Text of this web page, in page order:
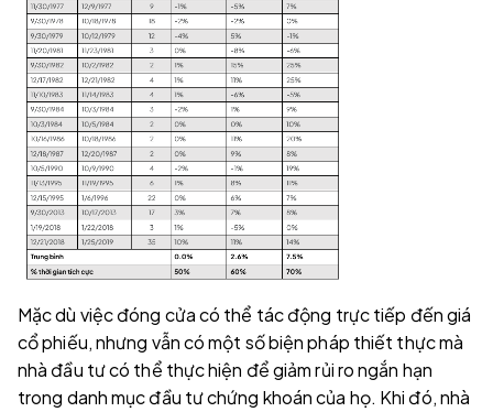
Mặc dù việc đóng cửa có thể tác động trực tiếp đến giá
cổ phiếu, nhưng vẫn có một số biện pháp thiết thực mà
nhà đầu tư có thể thực hiện để giảm rủi ro ngắn hạn
trong danh mục đầu tư chứng khoán của họ. Khi đó, nhà